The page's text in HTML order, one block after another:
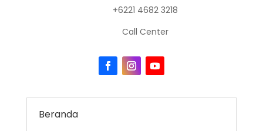
+6221 4682 3218
Call Center
Beranda